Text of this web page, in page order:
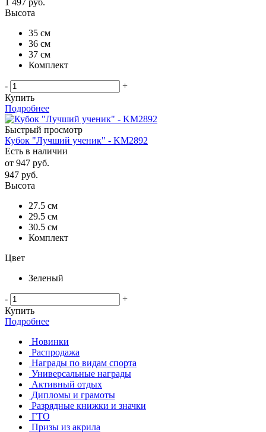
1 497 руб.
Высота
35 см
36 см
37 см
Комплект
-
+
Купить
Подробнее
Быстрый просмотр
Кубок "Лучший ученик" - KM2892
Есть в наличии
от 947 руб.
947 руб.
Высота
27.5 см
29.5 см
30.5 см
Комплект
Цвет
Зеленый
-
+
Купить
Подробнее
Новинки
Распродажа
Награды по видам спорта
Универсальные награды
Активный отдых
Дипломы и грамоты
Разрядные книжки и значки
ГТО
Призы из акрила